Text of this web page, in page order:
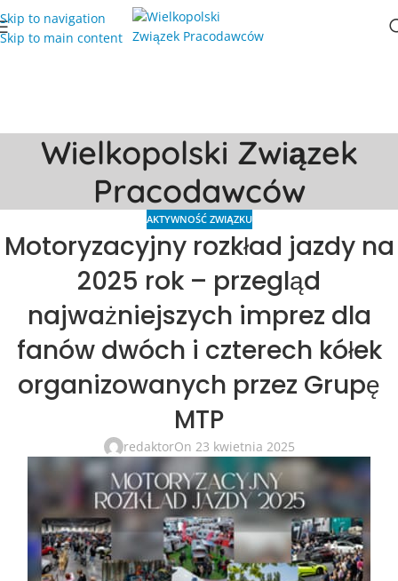
Skip to navigation
Skip to main content
Wielkopolski Związek
Pracodawców
AKTYWNOŚĆ ZWIĄZKU
Motoryzacyjny rozkład jazdy na
2025 rok – przegląd
najważniejszych imprez dla
fanów dwóch i czterech kółek
organizowanych przez Grupę
MTP
redaktorOn 23 kwietnia 2025